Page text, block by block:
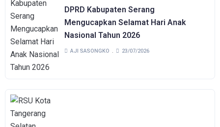
DPRD Kabupaten Serang
Mengucapkan Selamat Hari Anak
Nasional Tahun 2026
AJI SASONGKO 23/07/2026